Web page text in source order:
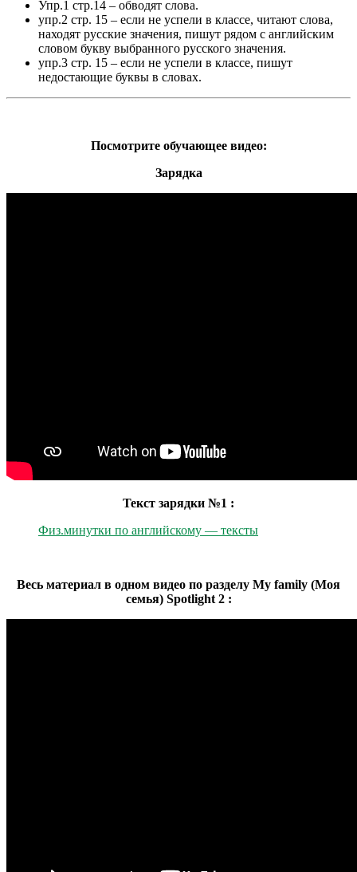
Упр.1 стр.14 – обводят слова.
упр.2 стр. 15 – если не успели в классе, читают слова,
находят русские значения, пишут рядом с английским
словом букву выбранного русского значения.
упр.3 стр. 15 – если не успели в классе, пишут
недостающие буквы в словах.
Посмотрите обучающее видео:
Зарядка
Текст зарядки №1 :
Физ.минутки по английскому — тексты
Весь материал в одном видео по разделу My family (Моя
семья) Spotlight 2 :